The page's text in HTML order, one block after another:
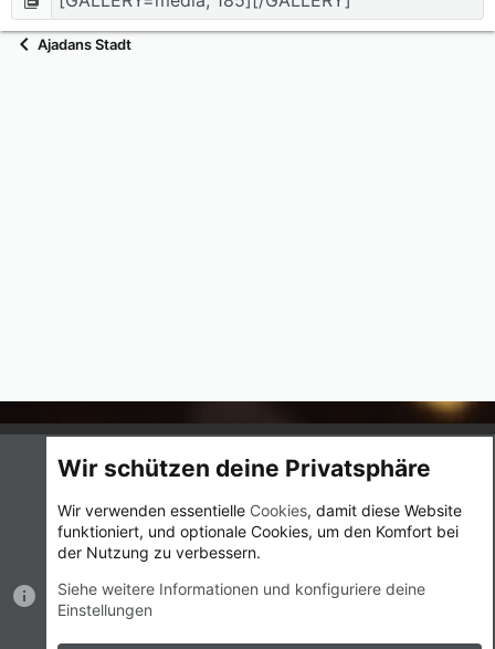
Ajadans Stadt
Hilfe und Impressum
R
S
S
by ThemeHouse
Speicher 2.38MB
Wir schützen deine Privatsphäre
Wir verwenden essentielle Cookies, damit diese Website
funktioniert, und optionale Cookies, um den Komfort bei
der Nutzung zu verbessern.
Siehe weitere Informationen und konfiguriere deine
Einstellungen